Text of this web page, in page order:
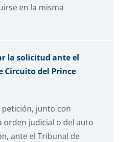
en la misma
la solicitud ante el
Circuito del Prince
petición, junto con
orden judicial o del auto
ante el Tribunal de